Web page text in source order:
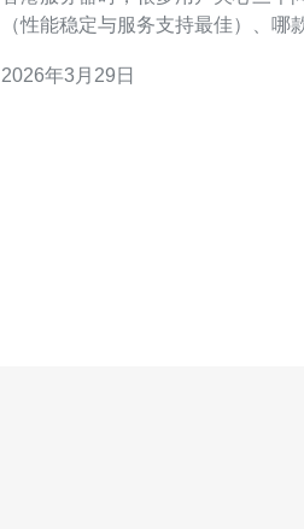
（性能稳定与服务支持最佳）、哪
耗最小）。要同时满足这三者很难
2026年3月29日